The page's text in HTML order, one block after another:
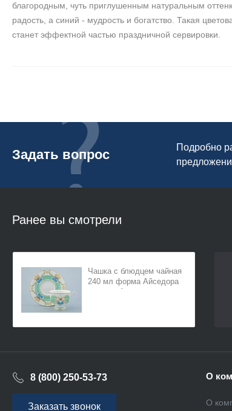
благородным, чуть приглушенным натуральным
радость, а синий - мудрость и богатство. Такая
станет эффектной частью праздничной сервировки.
Задать вопрос
Подробно
Ранее вы смотрели
Чашка с блюдцем чайная
240 мл форма Айседора
рисунок Аквамарин арт.
8 (800) 250-53-73
Заказать звонок
О
О